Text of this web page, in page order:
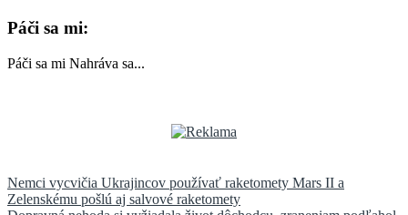
Páči sa mi:
Páči sa mi Nahráva sa...
Navigácia
Nemci vycvičia Ukrajincov používať raketomety Mars II a
Zelenskému pošlú aj salvové raketomety